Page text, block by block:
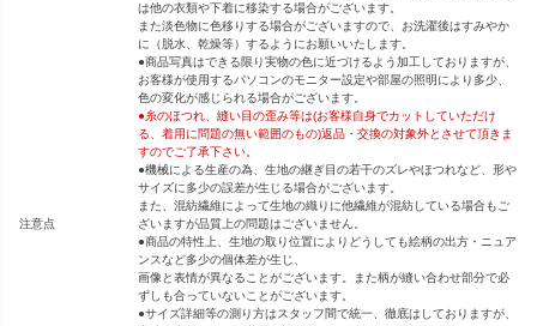
注意点
は他の衣類や下着に移染する場合がございます。
また淡色物に色移りする場合がございますので、お洗濯後はすみやか
に（脱水、乾燥等）するようにお願いいたします。
●商品写真はできる限り実物の色に近づけるよう加工しておりますが、
お客様が使用するパソコンのモニター設定や部屋の照明により多少、
色の変化が感じられる場合がございます。
●糸のほつれ、縫い目の歪み等は(お客様自身でカットしていただけ
る、着用に問題の無い範囲のもの)返品・交換の対象外とさせて頂きま
すのでご了承下さい。
●機械による生産の為、生地の継ぎ目の若干のズレやほつれなど、形や
サイズに多少の誤差が生じる場合がございます。
また、混紡繊維によって生地の織りに他繊維が混紡している場合もご
ざいますが品質上の問題はございません。
●商品の特性上、生地の取り位置によりどうしても絵柄の出方・ニュア
ンスなど多少の個体差が生じ、
画像と表情が異なることがございます。また柄が縫い合わせ部分で必
ずしも合っていないことがございます。
●サイズ詳細等の測り方はスタッフ間で統一、徹底はしておりますが、